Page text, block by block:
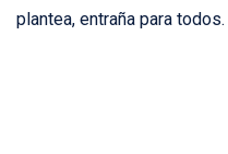
plantea, entraña para todos.